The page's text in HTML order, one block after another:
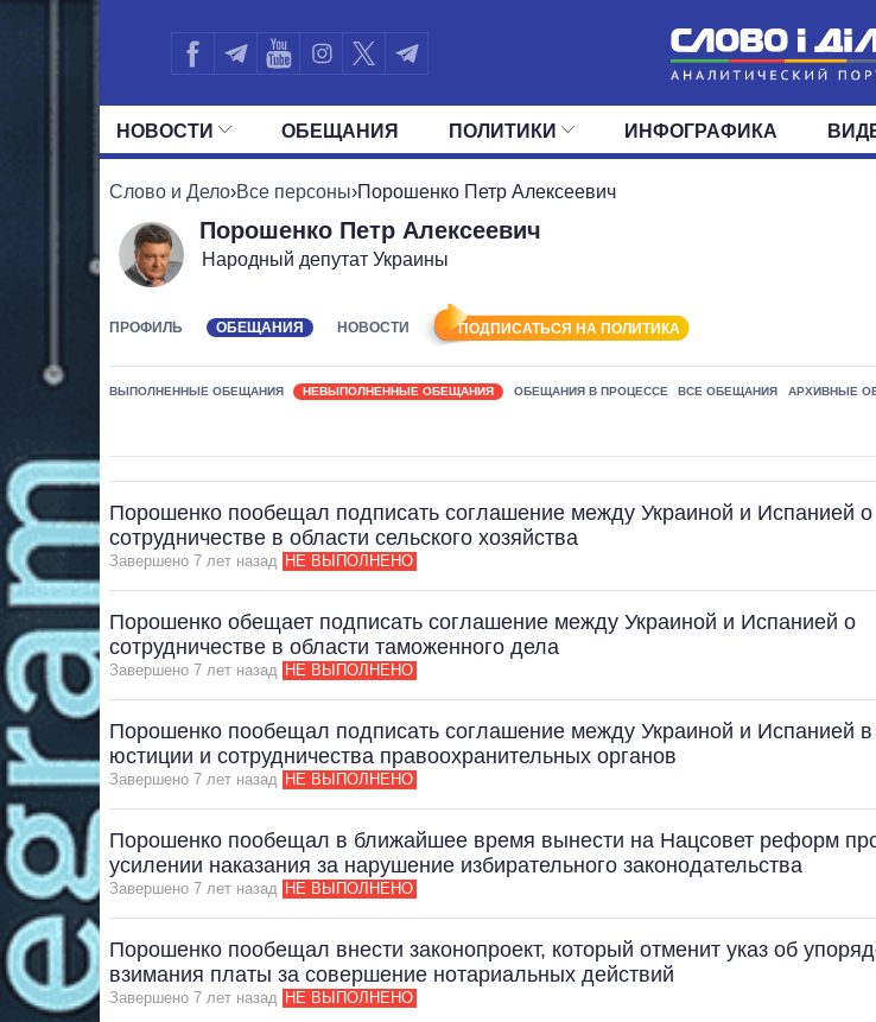
НОВОСТИ
ЛЕНТА СОБЫТИЯ
ОБЕЩАНИЯ ПОЛИТИКИ
ВСЕ ПОЛИТИКИ ПРЕЗИДЕНТ И ОФИС ВЕРХОВНАЯ РАДА
ИНФОГРАФИКА
Слово и Дело›Все персоны›Порошенко Петр Алексеевич
Порошенко Петр Алексеевич
Народный депутат Украины
ПРОФИЛЬ ОБЕЩАНИЯ НОВОСТИ ПОДПИСАТЬСЯ НА ПОЛИТИКА
ВЫПОЛНЕННЫЕ ОБЕЩАНИЯ НЕВЫПОЛНЕННЫЕ ОБЕЩАНИЯ ОБЕЩАНИЯ В ПРОЦЕССЕ ВСЕ ОБЕЩАНИЯ АРХИВНЫЕ
Порошенко пообещал подписать соглашение между Украиной и Испанией о
сотрудничестве в области сельского хозяйства
Завершено 7 лет назад НЕ ВЫПОЛНЕНО
Порошенко обещает подписать соглашение между Украиной и Испанией о
сотрудничестве в области таможенного дела
Завершено 7 лет назад НЕ ВЫПОЛНЕНО
Порошенко пообещал подписать соглашение между Украиной и Испанией в
юстиции и сотрудничества правоохранительных органов
Завершено 7 лет назад НЕ ВЫПОЛНЕНО
Порошенко пообещал в ближайшее время вынести на Нацсовет реформ
усилении наказания за нарушение избирательного законодательства
Завершено 7 лет назад НЕ ВЫПОЛНЕНО
Порошенко пообещал внести законопроект, который отменит указ об
взимания платы за совершение нотариальных действий
Завершено 7 лет назад НЕ ВЫПОЛНЕНО